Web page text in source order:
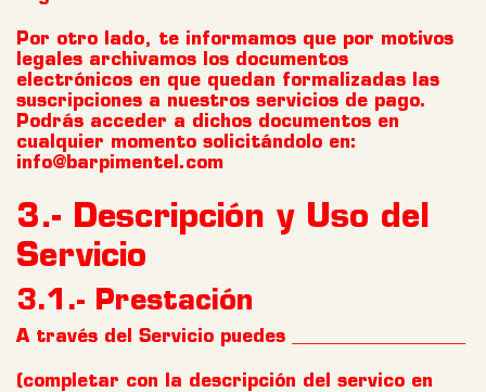
Por otro lado, te informamos que por motivos
legales archivamos los documentos
electrónicos en que quedan formalizadas las
suscripciones a nuestros servicios de pago.
Podrás acceder a dichos documentos en
cualquier momento solicitándolo en:
info@barpimentel.com
3.- Descripción y Uso del
Servicio
3.1.- Prestación
A través del Servicio puedes ____________________
(completar con la descripción del servico en